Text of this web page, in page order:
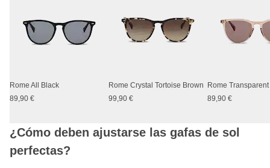
Rome All Black
89,90 €
Rome Crystal Tortoise Brown
99,90 €
89,90 €
¿Cómo deben ajustarse las gafas de sol
perfectas?